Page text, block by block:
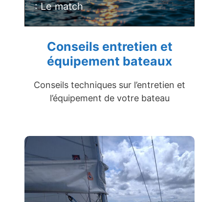
: Le match
Conseils entretien et
équipement bateaux
Conseils techniques sur l’entretien et
l’équipement de votre bateau